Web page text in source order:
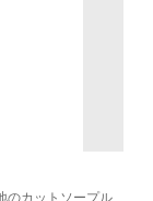
のカットソープル